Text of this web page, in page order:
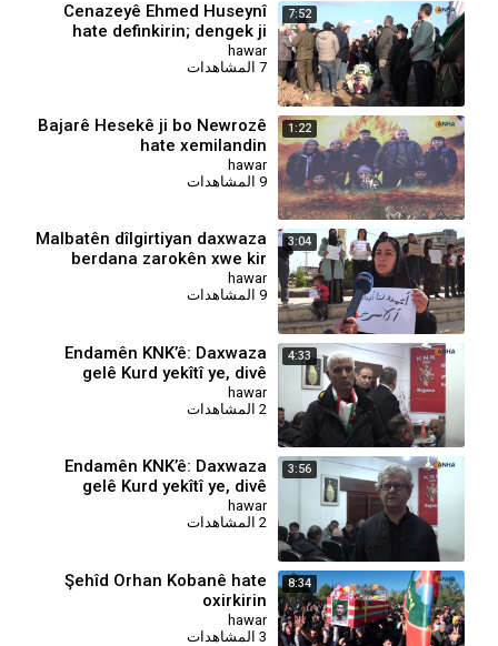
7:52
Cenazeyê Ehmed Huseynî
hate definkirin; dengek ji
dengê dilê Kurdan bû
hawar
7 المشاهدات
1:22
Bajarê Hesekê ji bo Newrozê
hate xemilandin
hawar
9 المشاهدات
3:04
⁣Malbatên dîlgirtiyan daxwaza
berdana zarokên xwe kir
hawar
9 المشاهدات
4:33
⁣Endamên KNK’ê: Daxwaza
gelê Kurd yekîtî ye, divê
partiyên Kurdî pêk bînin
hawar
2 المشاهدات
3:56
⁣Endamên KNK’ê: Daxwaza
gelê Kurd yekîtî ye, divê
partiyên Kurdî pêk bînin
hawar
2 المشاهدات
8:34
⁣Şehîd Orhan Kobanê hate
oxirkirin
hawar
3 المشاهدات